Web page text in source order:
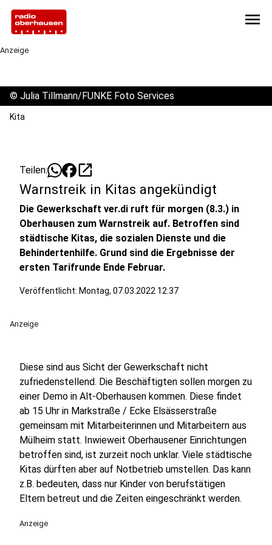
menu
Anzeige
© Julia Tillmann/FUNKE Foto Services
Kita
Teilen: open_in_new
Warnstreik in Kitas angekündigt
Die Gewerkschaft ver.di ruft für morgen (8.3.) in
Oberhausen zum Warnstreik auf. Betroffen sind
städtische Kitas, die sozialen Dienste und die
Behindertenhilfe. Grund sind die Ergebnisse der
ersten Tarifrunde Ende Februar.
Veröffentlicht: Montag, 07.03.2022 12:37
Anzeige
Diese sind aus Sicht der Gewerkschaft nicht
zufriedenstellend. Die Beschäftigten sollen morgen zu
einer Demo in Alt-Oberhausen kommen. Diese findet
ab 15 Uhr in Markstraße / Ecke Elsässerstraße
gemeinsam mit Mitarbeiterinnen und Mitarbeitern aus
Mülheim statt. Inwieweit Oberhausener Einrichtungen
betroffen sind, ist zurzeit noch unklar. Viele städtische
Kitas dürften aber auf Notbetrieb umstellen. Das kann
z.B. bedeuten, dass nur Kinder von berufstätigen
Eltern betreut und die Zeiten eingeschränkt werden.
Anzeige